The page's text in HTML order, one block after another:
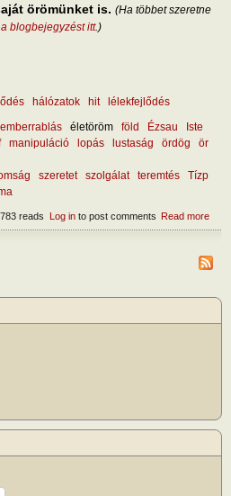
örömünket is. (Ha többet szeretne
blogbejegyzést itt.)
hálózatok hit
lélekfejlődés
emberrablás életöröm föld Ézsau
Iste
manipuláció lopás lustaság ördög
ör
szeretet szolgálat teremtés
Tízp
Read more
a
Log into post comments
reads